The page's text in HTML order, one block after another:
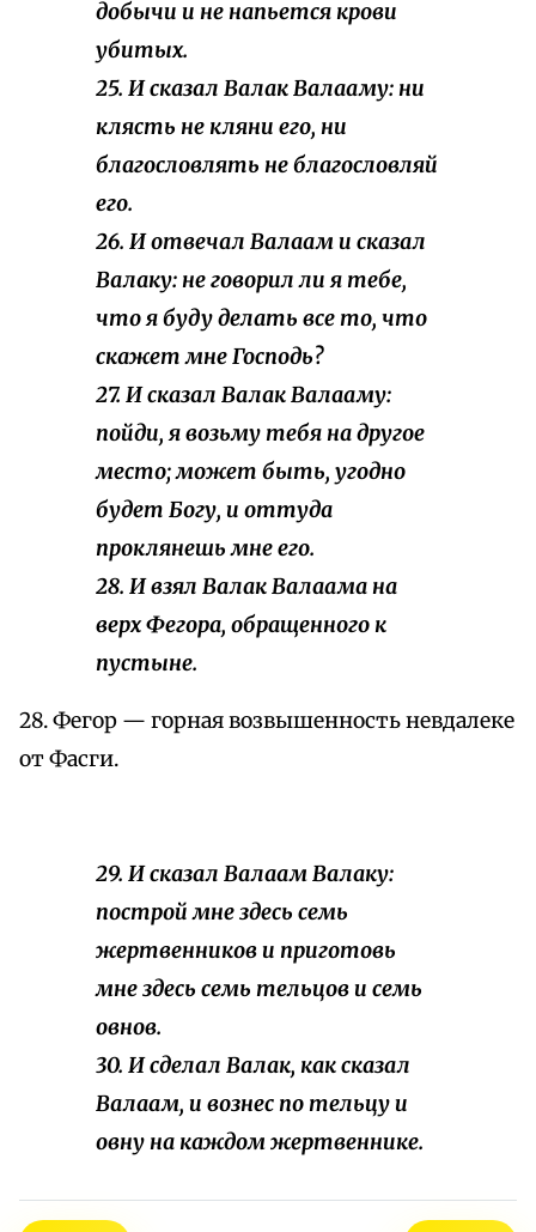
добычи и не напьется крови
убитых.
25. И сказал Валак Валааму: ни
клясть не кляни его, ни
благословлять не благословляй
его.
26. И отвечал Валаам и сказал
Валаку: не говорил ли я тебе,
что я буду делать все то, что
скажет мне Господь?
27. И сказал Валак Валааму:
пойди, я возьму тебя на другое
место; может быть, угодно
будет Богу, и оттуда
проклянешь мне его.
28. И взял Валак Валаама на
верх Фегора, обращенного к
пустыне.
28. Фегор — горная возвышенность невдалеке
от Фасги.
29. И сказал Валаам Валаку:
построй мне здесь семь
жертвенников и приготовь
мне здесь семь тельцов и семь
овнов.
30. И сделал Валак, как сказал
Валаам, и вознес по тельцу и
овну на каждом жертвеннике.